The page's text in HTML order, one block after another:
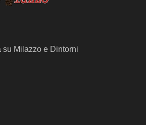
su Milazzo e Dintorni